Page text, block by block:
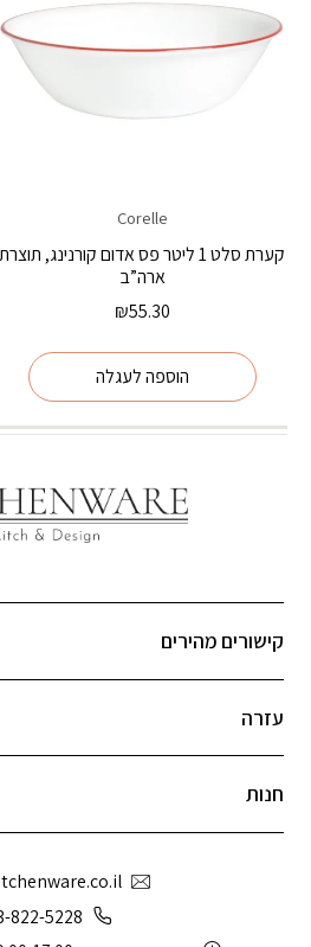
Corelle
קערת סלט 1 ליטר פס אדום קורנינג, תוצרת
ארה”ב
₪55.30
הוספה לעגלה
קישורים מהירים
עזרה
חנות
822-5228